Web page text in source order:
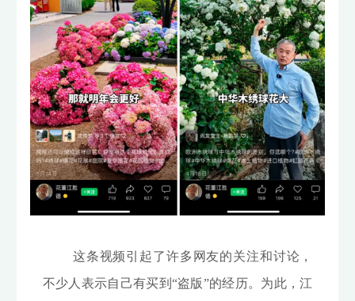
这条视频引起了许多网友的关注和讨论，
不少人表示自己有买到“盗版”的经历。为此，江